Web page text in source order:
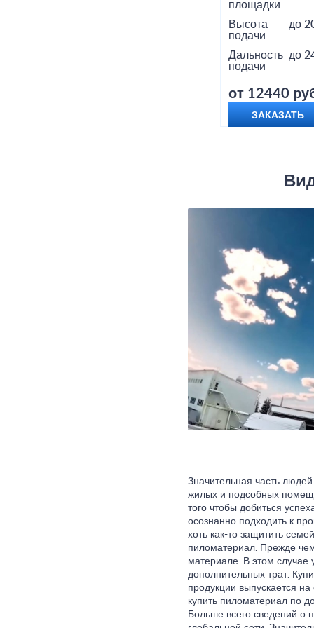
площадки
Высота
подачи
до
Дальность
подачи
до
от 12440
ЗАКАЗАТЬ
Значительная часть
жилых и подсобных
того чтобы добиться
осознанно подходить к
хоть как-то защитить
пиломатериал. Прежде
материале. В этом случае
дополнительных трат.
продукции выпускается
купить пиломатериал по
Больше всего сведений о